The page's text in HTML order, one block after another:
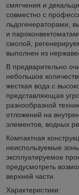
смягчения и
совместно с
льдогенераторами,
и
смолой,
выполнен из
В предварительно
небольшое
жесткая вода с
представляющая
разнообразной
отложений на
элементов, водных
Компактная
неиспользуемые
эксплуатируемое
предусмотреть
верхней части.
Характеристики: